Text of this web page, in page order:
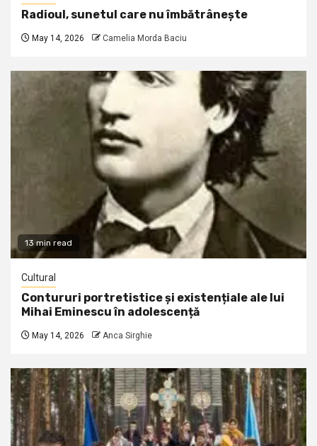
Radioul, sunetul care nu îmbătrânește
May 14, 2026 Camelia Morda Baciu
13 min read
Cultural
Contururi portretistice și existențiale ale lui
Mihai Eminescu în adolescență
May 14, 2026 Anca Sirghie